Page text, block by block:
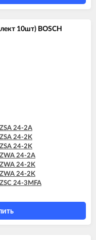
35-3MFA
10шт) BOSCH
24-2A
24-2K
24-2K
24-2A
24-2K
24-2K
24-3MFA
24-3MFK
35-3MFA
24-3MFA
24-3MFK